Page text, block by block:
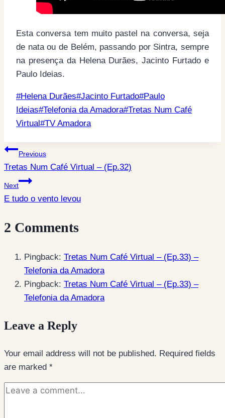
Esta conversa tem muito pastel na conversa, seja
de nata ou de Belém, passando por Sintra, sempre
na presença da Helena Durães, Jacinto Furtado e
Paulo Ideias.
Post
Tags:
#Helena Durães#Jacinto Furtado#Paulo
Ideias#Telefonia da Amadora#Tretas Num Café
Virtual#TV Amadora
Post
navigation
Previous
Tretas Num Café Virtual – (Ep.32)
Next
E tudo o vento levou
2 Comments
Pingback: Tretas Num Café Virtual – (Ep.33) –
Telefonia da Amadora
Pingback: Tretas Num Café Virtual – (Ep.33) –
Telefonia da Amadora
Leave a Reply
Your email address will not be published. Required fields
are marked *